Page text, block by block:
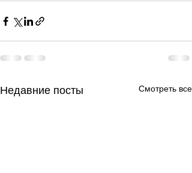
Недавние посты Смотреть все